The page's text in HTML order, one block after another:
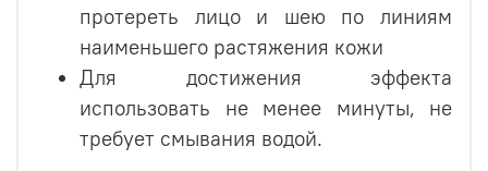
протереть лицо и шею по линиям
наименьшего растяжения кожи
Для достижения эффекта
использовать не менее минуты, не
требует смывания водой.